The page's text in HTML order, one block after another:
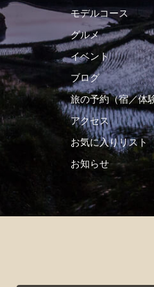
モデルコース
グルメ
イベント
ブログ
旅の予約（宿／体
アクセス
お気に入りリスト
お知らせ